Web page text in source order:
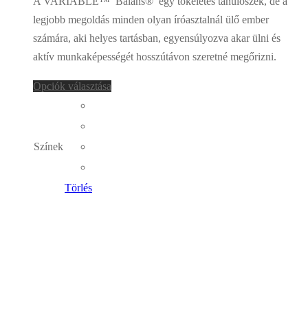
legjobb megoldás minden olyan íróasztalnál ülő ember
számára, aki helyes tartásban, egyensúlyozva akar ülni és
aktív munkaképességét hosszútávon szeretné megőrizni.
Opciók választása
Színek
Törlés